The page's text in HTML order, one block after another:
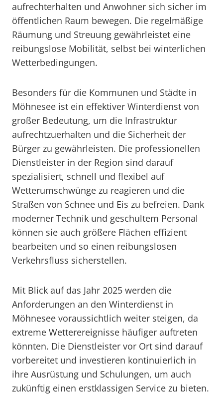
aufrechterhalten und Anwohner sich sicher im
öffentlichen Raum bewegen. Die regelmäßige
Räumung und Streuung gewährleistet eine
reibungslose Mobilität, selbst bei winterlichen
Wetterbedingungen.
Besonders für die Kommunen und Städte in
Möhnesee ist ein effektiver Winterdienst von
großer Bedeutung, um die Infrastruktur
aufrechtzuerhalten und die Sicherheit der
Bürger zu gewährleisten. Die professionellen
Dienstleister in der Region sind darauf
spezialisiert, schnell und flexibel auf
Wetterumschwünge zu reagieren und die
Straßen von Schnee und Eis zu befreien. Dank
moderner Technik und geschultem Personal
können sie auch größere Flächen effizient
bearbeiten und so einen reibungslosen
Verkehrsfluss sicherstellen.
Mit Blick auf das Jahr 2025 werden die
Anforderungen an den Winterdienst in
Möhnesee voraussichtlich weiter steigen, da
extreme Wetterereignisse häufiger auftreten
könnten. Die Dienstleister vor Ort sind darauf
vorbereitet und investieren kontinuierlich in
ihre Ausrüstung und Schulungen, um auch
zukünftig einen erstklassigen Service zu bieten.